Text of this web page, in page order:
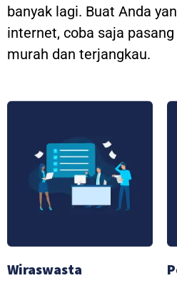
banyak lagi. Buat Anda
internet, coba saja
murah dan terjangkau.
Wiraswasta